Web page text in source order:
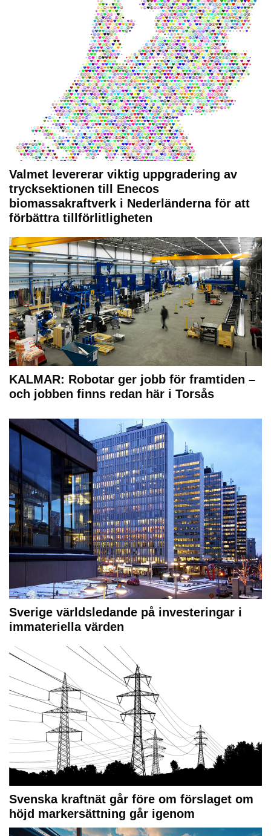
Valmet levererar viktig uppgradering av
trycksektionen till Enecos
biomassakraftverk i Nederländerna för att
förbättra tillförlitligheten
KALMAR: Robotar ger jobb för framtiden –
och jobben finns redan här i Torsås
Sverige världsledande på investeringar i
immateriella värden
Svenska kraftnät går före om förslaget om
höjd markersättning går igenom